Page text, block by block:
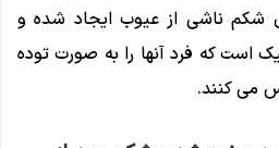
ناشی از عیوب ایجاد شده و
است که فرد آنها را به صورت توده
می کنند.